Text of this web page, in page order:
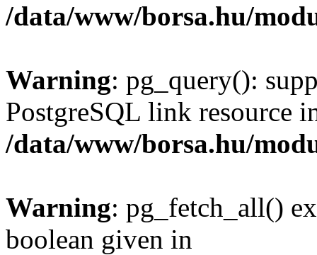
/data/www/borsa.hu/
Warning: pg_query():
PostgreSQL link resource
/data/www/borsa.hu/
Warning: pg_fetch_all()
boolean given in